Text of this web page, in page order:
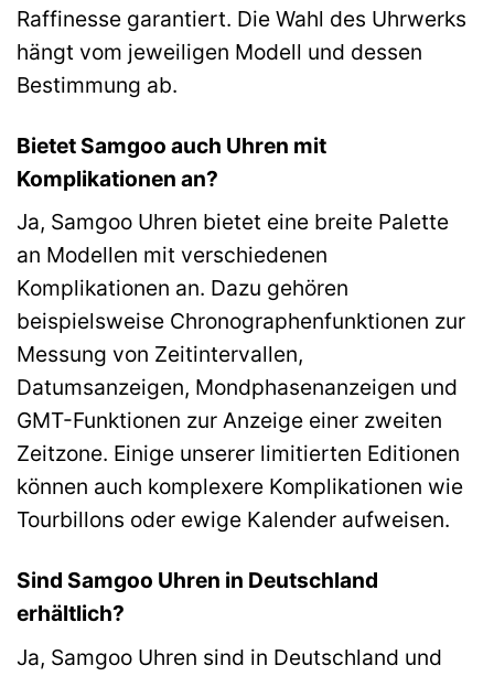
Raffinesse garantiert. Die Wahl des Uhrwerks
hängt vom jeweiligen Modell und dessen
Bestimmung ab.
Bietet Samgoo auch Uhren mit
Komplikationen an?
Ja, Samgoo Uhren bietet eine breite Palette
an Modellen mit verschiedenen
Komplikationen an. Dazu gehören
beispielsweise Chronographenfunktionen zur
Messung von Zeitintervallen,
Datumsanzeigen, Mondphasenanzeigen und
GMT-Funktionen zur Anzeige einer zweiten
Zeitzone. Einige unserer limitierten Editionen
können auch komplexere Komplikationen wie
Tourbillons oder ewige Kalender aufweisen.
Sind Samgoo Uhren in Deutschland
erhältlich?
Ja, Samgoo Uhren sind in Deutschland und